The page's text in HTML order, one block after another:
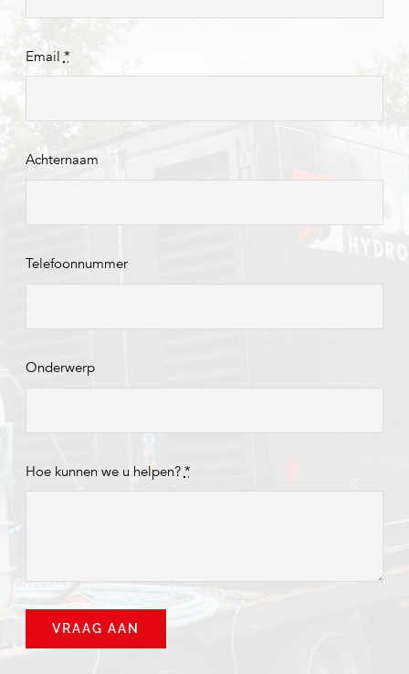
Email *
Achternaam
Telefoonnummer
Onderwerp
Hoe kunnen we u helpen? *
VRAAG AAN